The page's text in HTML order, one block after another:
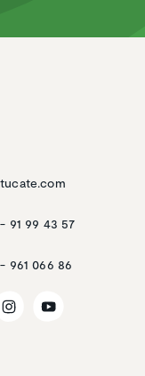
91 99 43 57
961 066 86